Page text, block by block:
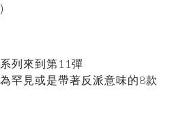
列來到第11彈
罕見或是帶著反派意味的8款